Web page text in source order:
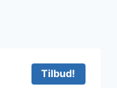
Tilbud!